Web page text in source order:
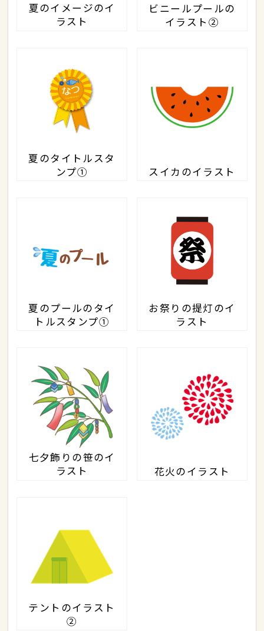
夏のイメージのイ
ラスト
ビニールプールの
イラスト②
夏のタイトルスタ
ンプ①
スイカのイラスト
夏のプールのタイ
トルスタンプ①
お祭りの提灯のイ
ラスト
七夕飾りの笹のイ
ラスト
花火のイラスト
テントのイラスト
②